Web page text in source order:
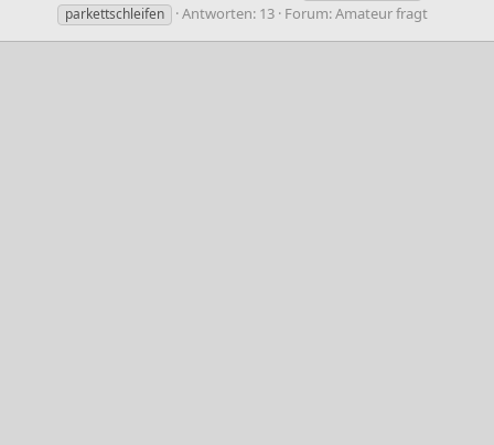
parkettschleifen
Antworten: 13 Forum:Amateur fragt